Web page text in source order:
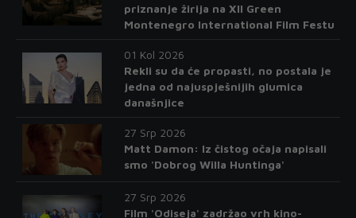
priznanje žirija na XII Green
Montenegro International Film Festu
01 Kol 2026
Rekli su da će propasti, no postala je
jedna od najuspješnijih glumica
današnjice
27 Srp 2026
Matt Damon: Iz čistog očaja napisali
smo 'Dobrog Willa Huntinga'
27 Srp 2026
Film 'Odiseja' zadržao vrh kino-